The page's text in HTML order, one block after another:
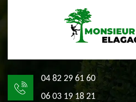
04 82 29 61 60
06 03 19 18 21